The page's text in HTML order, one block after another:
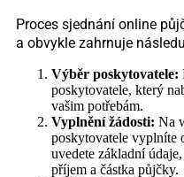
Proces sjednání online
a obvykle zahrnuje
Výběr poskytovatele:
poskytovatele, který
vašim potřebám.
Vyplnění žádosti: Na
poskytovatele vyplníte
uvedete základní
příjem a částka půjčky.